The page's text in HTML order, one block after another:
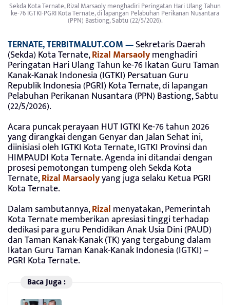
Sekda Kota Ternate, Rizal Marsaoly menghadiri Peringatan Hari Ulang Tahun
ke-76 IGTKI-PGRI Kota Ternate, di lapangan Pelabuhan Perikanan Nusantara
(PPN) Bastiong, Sabtu (22/5/2026).
TERNATE, TERBITMALUT.COM —Sekretaris Daerah
(Sekda) Kota Ternate,Rizal Marsaolymenghadiri
Peringatan Hari Ulang Tahun ke-76 Ikatan Guru Taman
Kanak-Kanak Indonesia (IGTKI) Persatuan Guru
Republik Indonesia (PGRI) Kota Ternate, di lapangan
Pelabuhan Perikanan Nusantara (PPN) Bastiong, Sabtu
(22/5/2026).
Acara puncak perayaan HUT IGTKI Ke-76 tahun 2026
yang dirangkai dengan Genyar dan Jalan Sehat ini,
diinisiasi oleh IGTKI Kota Ternate, IGTKI Provinsi dan
HIMPAUDI Kota Ternate. Agenda ini ditandai dengan
prosesi pemotongan tumpeng oleh Sekda Kota
Ternate,Rizal Marsaolyyang juga selaku Ketua PGRI
Kota Ternate.
Dalam sambutannya,Rizal menyatakan, Pemerintah
Kota Ternate memberikan apresiasi tinggi terhadap
dedikasi para guru Pendidikan Anak Usia Dini (PAUD)
dan Taman Kanak-Kanak (TK) yang tergabung dalam
Ikatan Guru Taman Kanak-Kanak Indonesia (IGTKI) –
PGRI Kota Ternate.
Baca Juga :